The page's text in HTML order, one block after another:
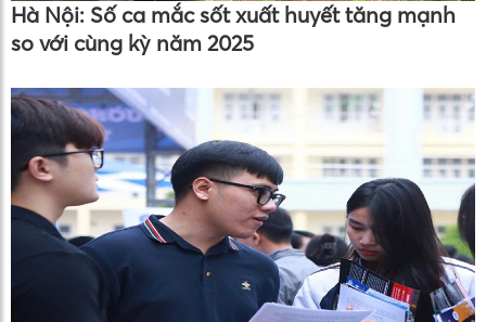
Hà Nội: Số ca mắc sốt xuất huyết tăng mạnh
so với cùng kỳ năm 2025